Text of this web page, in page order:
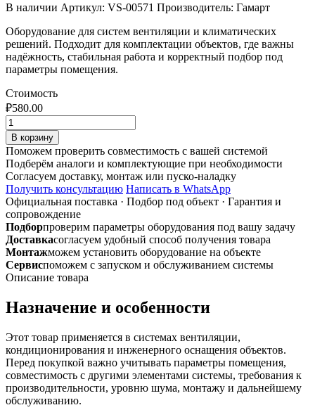
В наличии Артикул: VS-00571 Производитель: Гамарт
Оборудование для систем вентиляции и климатических
решений. Подходит для комплектации объектов, где важны
надёжность, стабильная работа и корректный подбор под
параметры помещения.
Стоимость
₽580.00
Количество
товара
Переход
250х125
из
оцинкованной
стали
В корзину
Поможем проверить совместимость с вашей системой
Подберём аналоги и комплектующие при необходимости
Согласуем доставку, монтаж или пуско-наладку
Получить консультацию Написать в WhatsApp
Официальная поставка · Подбор под объект · Гарантия и
сопровождение
Подборпроверим параметры оборудования под вашу задачу
Доставкасогласуем удобный способ получения товара
Монтажможем установить оборудование на объекте
Сервиспоможем с запуском и обслуживанием системы
Описание товара
Назначение и особенности
Этот товар применяется в системах вентиляции,
кондиционирования и инженерного оснащения объектов.
Перед покупкой важно учитывать параметры помещения,
совместимость с другими элементами системы, требования к
производительности, уровню шума, монтажу и дальнейшему
обслуживанию.